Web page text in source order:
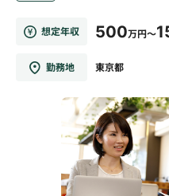
想定年収 500万円～
勤務地 東京都